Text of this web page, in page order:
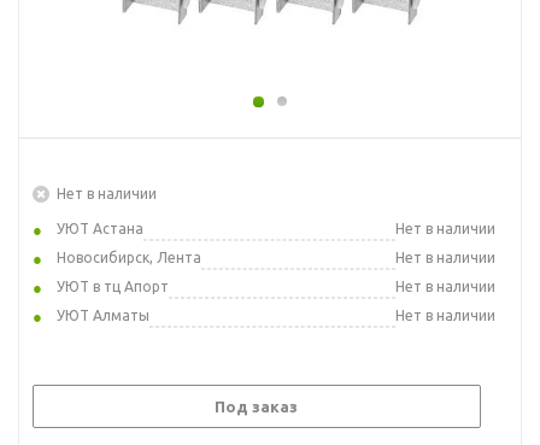
Нет в наличии
УЮТ Астана
Нет в наличии
Новосибирск, Лента
Нет в наличии
УЮТ в тц Апорт
Нет в наличии
УЮТ Алматы
Нет в наличии
Под заказ